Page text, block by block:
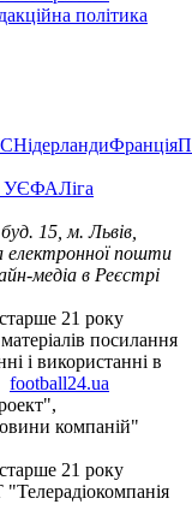
політика
НідерландиФранція
УЄФАЛіга
15, м. Львів,
електронної пошти
медіа в Реєстрі
21 року
посилання
і використанні в
football24.ua
компаній"
21 року